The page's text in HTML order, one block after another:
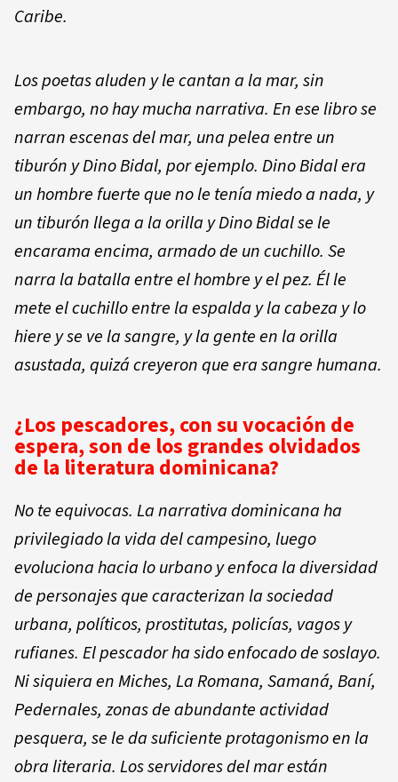
Caribe.
Los poetas aluden y le cantan a la mar, sin
embargo, no hay mucha narrativa. En ese libro se
narran escenas del mar, una pelea entre un
tiburón y Dino Bidal, por ejemplo. Dino Bidal era
un hombre fuerte que no le tenía miedo a nada, y
un tiburón llega a la orilla y Dino Bidal se le
encarama encima, armado de un cuchillo. Se
narra la batalla entre el hombre y el pez. Él le
mete el cuchillo entre la espalda y la cabeza y lo
hiere y se ve la sangre, y la gente en la orilla
asustada, quizá creyeron que era sangre humana.
¿Los pescadores, con su vocación de
espera, son de los grandes olvidados
de la literatura dominicana?
No te equivocas. La narrativa dominicana ha
privilegiado la vida del campesino, luego
evoluciona hacia lo urbano y enfoca la diversidad
de personajes que caracterizan la sociedad
urbana, políticos, prostitutas, policías, vagos y
rufianes. El pescador ha sido enfocado de soslayo.
Ni siquiera en Miches, La Romana, Samaná, Baní,
Pedernales, zonas de abundante actividad
pesquera, se le da suficiente protagonismo en la
obra literaria. Los servidores del mar están